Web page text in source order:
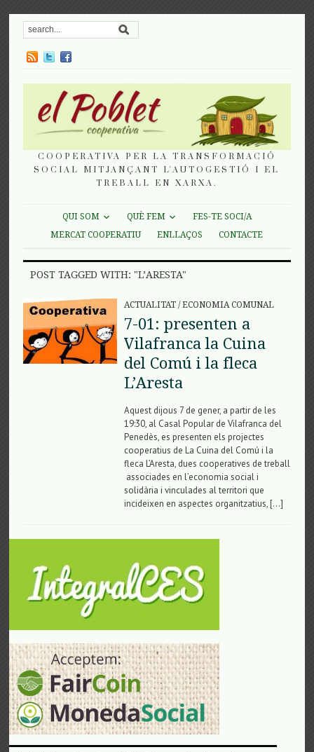
COOPERATIVA PER LA TRANSFORMACIÓ
SOCIAL MITJANÇANT L'AUTOGESTIÓ I EL
TREBALL EN XARXA.
QUI SOM QUÈ FEM
FES-TE SOCI/A
MERCAT COOPERATIU
ENLLAÇOS CONTACTE
POST TAGGED WITH: "L’ARESTA"
ACTUALITAT/ECONOMIA COMUNAL
7-01: presenten a
Vilafranca la Cuina
del Comú i la fleca
L’Aresta
Aquest dijous 7 de gener, a partir de les
19:30, al Casal Popular de Vilafranca del
Penedès, es presenten els projectes
cooperatius de La Cuina del Comú i la
fleca L’Aresta, dues cooperatives de treball
associades en l’economia social i
solidària i vinculades al territori que
incideixen en aspectes organitzatius, […]